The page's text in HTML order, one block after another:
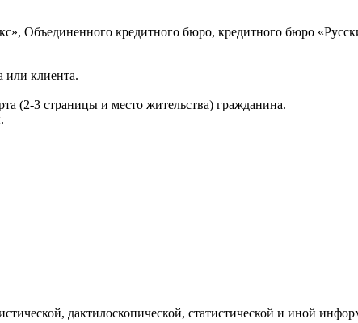
Объединенного кредитного бюро, кредитного бюро
или клиента.
(2-3 страницы и место жительства) гражданина.
дактилоскопической, статистической и иной